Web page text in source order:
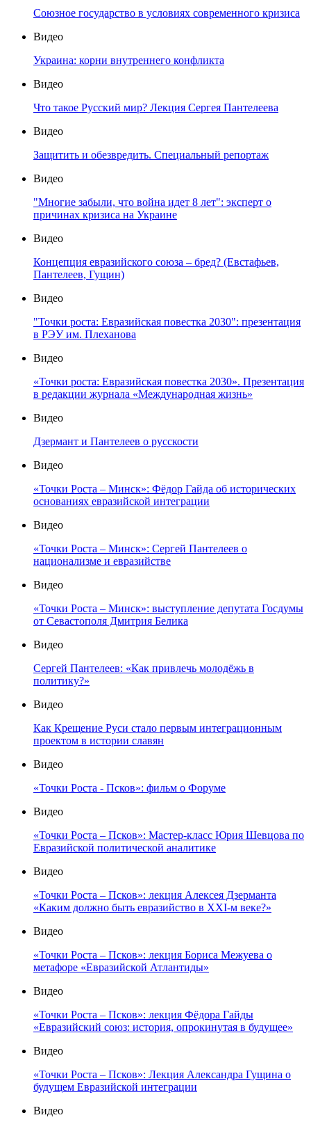
Союзное государство в условиях современного кризиса
Видео
Украина: корни внутреннего конфликта
Видео
Что такое Русский мир? Лекция Сергея Пантелеева
Видео
Защитить и обезвредить. Специальный репортаж
Видео
"Многие забыли, что война идет 8 лет": эксперт о
причинах кризиса на Украине
Видео
Концепция евразийского союза – бред? (Евстафьев,
Пантелеев, Гущин)
Видео
"Точки роста: Евразийская повестка 2030": презентация
в РЭУ им. Плеханова
Видео
«Точки роста: Евразийская повестка 2030». Презентация
в редакции журнала «Международная жизнь»
Видео
Дзермант и Пантелеев о русскости
Видео
«Точки Роста – Минск»: Фёдор Гайда об исторических
основаниях евразийской интеграции
Видео
«Точки Роста – Минск»: Сергей Пантелеев о
национализме и евразийстве
Видео
«Точки Роста – Минск»: выступление депутата Госдумы
от Севастополя Дмитрия Белика
Видео
Сергей Пантелеев: «Как привлечь молодёжь в
политику?»
Видео
Как Крещение Руси стало первым интеграционным
проектом в истории славян
Видео
«Точки Роста - Псков»: фильм о Форуме
Видео
«Точки Роста – Псков»: Мастер-класс Юрия Шевцова по
Евразийской политической аналитике
Видео
«Точки Роста – Псков»: лекция Алексея Дзерманта
«Каким должно быть евразийство в XXI-м веке?»
Видео
«Точки Роста – Псков»: лекция Бориса Межуева о
метафоре «Евразийской Атлантиды»
Видео
«Точки Роста – Псков»: лекция Фёдора Гайды
«Евразийский союз: история, опрокинутая в будущее»
Видео
«Точки Роста – Псков»: Лекция Александра Гущина о
будущем Евразийской интеграции
Видео